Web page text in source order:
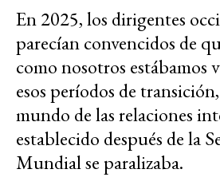
En 2025, los dirigentes
parecían convencidos de
como nosotros estábamos
esos períodos de
mundo de las relaciones
establecido después de la
Mundial se paralizaba.